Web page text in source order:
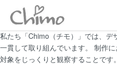
私たち「Chimo（チモ）」では、
一貫して取り組んでいます。 制作
対象をじっくりと観察することです